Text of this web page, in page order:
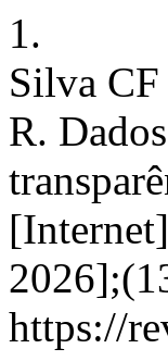
1.
Silva
R.
https://